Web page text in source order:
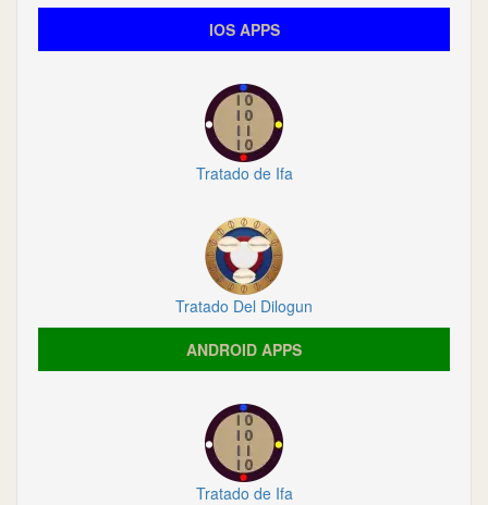
IOS APPS
Tratado de Ifa
Tratado Del Dilogun
ANDROID APPS
Tratado de Ifa